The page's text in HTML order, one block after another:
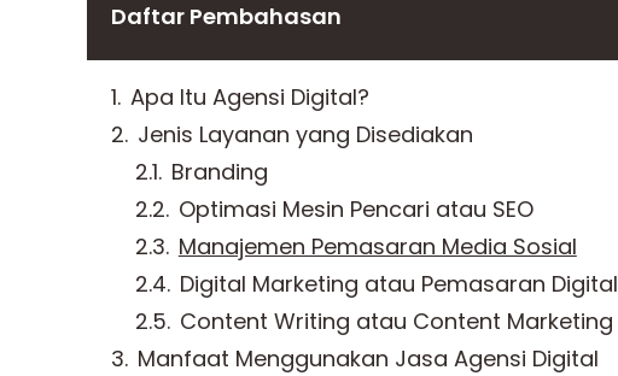
Daftar Pembahasan
Apa Itu Agensi Digital?
Jenis Layanan yang Disediakan
Branding
Optimasi Mesin Pencari atau SEO
Manajemen Pemasaran Media Sosial
Digital Marketing atau Pemasaran Digital
Content Writing atau Content Marketing
Manfaat Menggunakan Jasa Agensi Digital